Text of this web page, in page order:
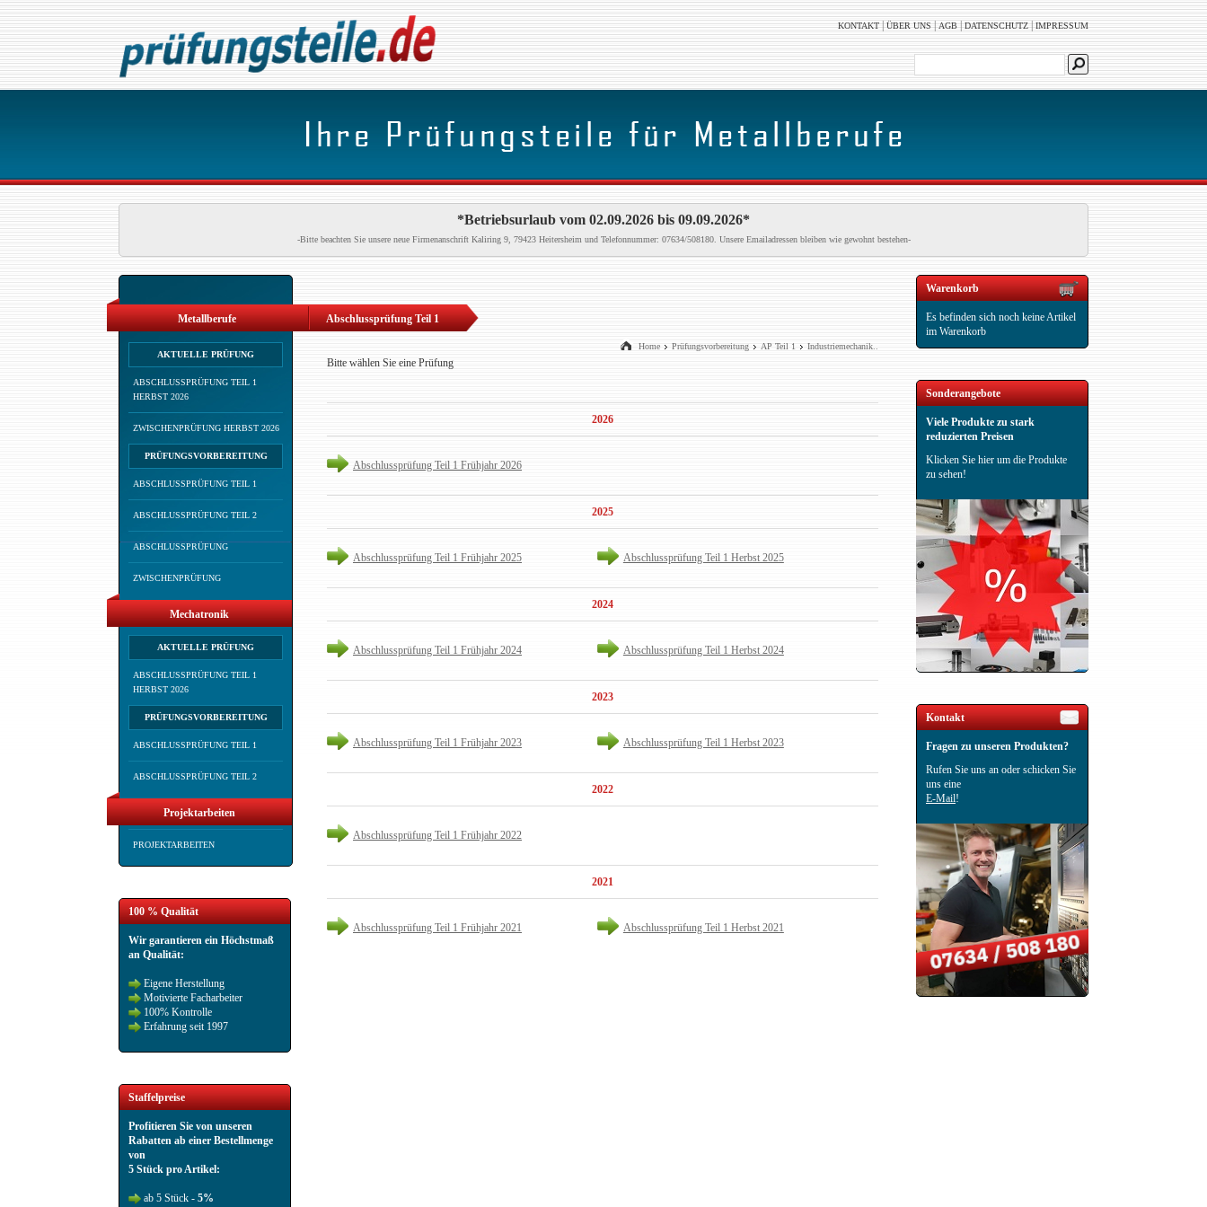
KONTAKT|ÜBER UNS|AGB|DATENSCHUTZ|IMPRESSUM
*Betriebsurlaub vom 02.09.2026 bis 09.09.2026*
-Bitte beachten Sie unsere neue Firmenanschrift Kaliring 9, 79423 Heitersheim und Telefonnummer: 07634/508180. Unsere Emailadressen bleiben wie gewohnt bestehen-
Metallberufe
AKTUELLE PRÜFUNG
ABSCHLUSSPRÜFUNG TEIL 1
HERBST 2026
ZWISCHENPRÜFUNG HERBST 2026
PRÜFUNGSVORBEREITUNG
ABSCHLUSSPRÜFUNG TEIL 1
ABSCHLUSSPRÜFUNG TEIL 2
ABSCHLUSSPRÜFUNG
ZWISCHENPRÜFUNG
Mechatronik
AKTUELLE PRÜFUNG
ABSCHLUSSPRÜFUNG TEIL 1
HERBST 2026
PRÜFUNGSVORBEREITUNG
ABSCHLUSSPRÜFUNG TEIL 1
ABSCHLUSSPRÜFUNG TEIL 2
Projektarbeiten
PROJEKTARBEITEN
100 % Qualität
Wir garantieren ein Höchstmaß
an Qualität:
Eigene Herstellung
Motivierte Facharbeiter
100% Kontrolle
Erfahrung seit 1997
Staffelpreise
Profitieren Sie von unseren
Rabatten ab einer Bestellmenge
von
5 Stück pro Artikel:
ab 5 Stück - 5%
Abschlussprüfung Teil 1
Home Prüfungsvorbereitung AP Teil 1 Industriemechanik..
Bitte wählen Sie eine Prüfung
2026
Abschlussprüfung Teil 1 Frühjahr 2026
2025
Abschlussprüfung Teil 1 Frühjahr 2025 Abschlussprüfung Teil 1 Herbst 2025
2024
Abschlussprüfung Teil 1 Frühjahr 2024 Abschlussprüfung Teil 1 Herbst 2024
2023
Abschlussprüfung Teil 1 Frühjahr 2023 Abschlussprüfung Teil 1 Herbst 2023
2022
Abschlussprüfung Teil 1 Frühjahr 2022
2021
Abschlussprüfung Teil 1 Frühjahr 2021 Abschlussprüfung Teil 1 Herbst 2021
Warenkorb
Es befinden sich noch keine Artikel
im Warenkorb
Sonderangebote
Viele Produkte zu stark
reduzierten Preisen
Klicken Sie hier um die Produkte
zu sehen!
Kontakt
Fragen zu unseren Produkten?
Rufen Sie uns an oder schicken Sie
uns eine
E-Mail!